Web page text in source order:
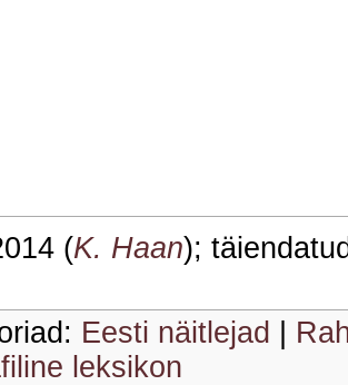
(K. Haan);
Eesti näitlejad
leksikon